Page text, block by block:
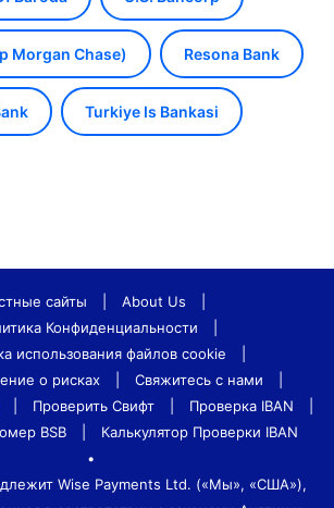
Morgan Chase) Resona Bank
Turkiye Is Bankasi
сайты About Us
Конфиденциальности
использования файлов cookie
о рисках
Свяжитесь с нами
Проверить Свифт Проверка IBAN
BSB
Калькулятор Проверки IBAN
•
Wise Payments Ltd. («Мы», «США»),